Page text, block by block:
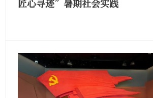
匠心寻迹”暑期社会实践